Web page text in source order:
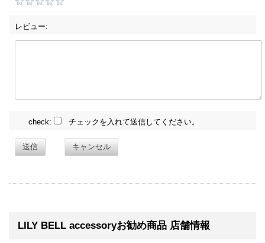
レビュー:
check: チェックを入れて送信してください。
送信 キャンセル
LILY BELL accessoryお勧め商品 店舗情報